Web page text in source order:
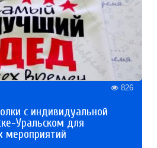
826
с индивидуальной
Уральском для
мероприятий